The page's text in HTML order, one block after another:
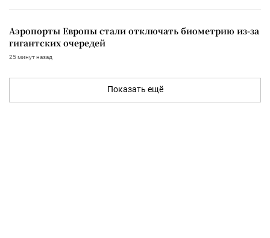
Аэропорты Европы стали отключать биометрию из-за
гигантских очередей
25 минут назад
Показать ещё